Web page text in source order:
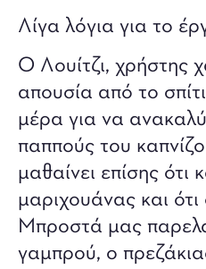
Λίγα λόγια για το
Ο Λουίτζι, χρήστης
απουσία από το
μέρα για να
παππούς του
μαθαίνει επίσης
μαριχουάνας και ότι
Μπροστά μας
γαμπρού, ο